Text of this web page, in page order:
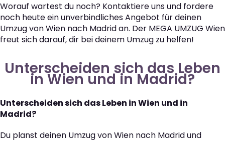
Worauf wartest du noch? Kontaktiere uns und fordere
noch heute ein unverbindliches Angebot für deinen
Umzug von Wien nach Madrid an. Der MEGA UMZUG Wien
freut sich darauf, dir bei deinem Umzug zu helfen!
Unterscheiden sich das Leben
in Wien und in Madrid?
Unterscheiden sich das Leben in Wien und in
Madrid?
Du planst deinen Umzug von Wien nach Madrid und